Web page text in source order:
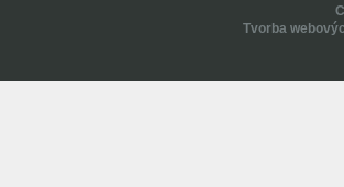
Tvorba